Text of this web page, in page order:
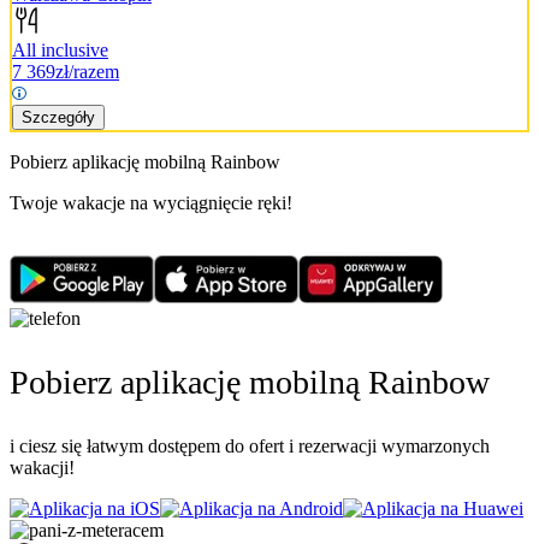
All inclusive
7 369zł/razem
Szczegóły
Pobierz aplikację mobilną Rainbow
Twoje wakacje na wyciągnięcie ręki!
Pobierz aplikację mobilną Rainbow
i ciesz się łatwym dostępem do ofert i rezerwacji wymarzonych
wakacji!